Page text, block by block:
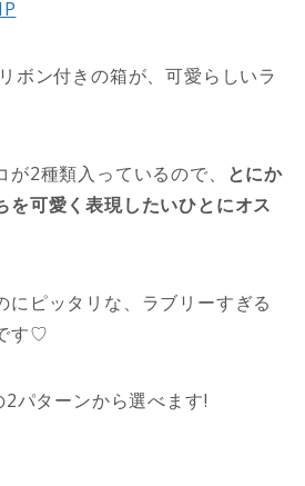
ボン付きの箱が、可愛らしいラ
2種類入っているので、
とにか
を可愛く表現したいひとにオス
にピッタリな、ラブリーすぎる
す♡
パターンから選べます!